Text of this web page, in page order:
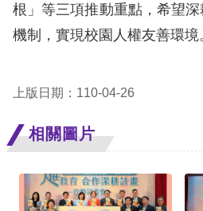
頁
導
覽
站
根」等三項推動重點，希望
機制，實現校園人權友善環境
上版日期：110-04-26
相關圖片